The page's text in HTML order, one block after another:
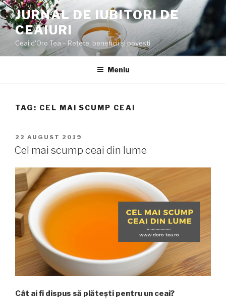
Sari
la
conținut
JURNAL DE IUBITORI DE
CEAIURI
Ceai d'Oro Tea – Rețete, beneficii şi poveşti
Meniu
TAG: CEL MAI SCUMP CEAI
PUBLICAT
PE
22 AUGUST 2019
Cel mai scump ceai din lume
Cât ai fi dispus să plătești pentru un ceai?